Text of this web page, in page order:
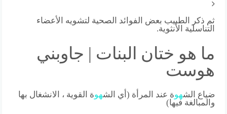
ثم ذكر الطبيب بعض الفوائد الصحية لتشويه الأعضاء
التناسلية الأنثوية.
ما هو ختان البنات | جاوبني
هوست
ضياع الشهوة عند المرأة (أي الشهوة القوية ، الانشغال بها
والمبالغة فيها)